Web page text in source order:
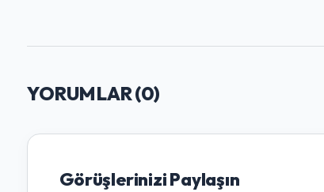
YORUMLAR (0)
Görüşlerinizi Paylaşın